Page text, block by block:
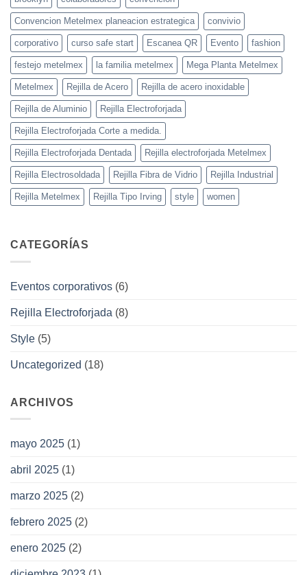
Convencion Metelmex planeacion estrategica convivio
corporativo curso safe start Escanea QR Evento fashion
festejo metelmex la familia metelmex Mega Planta Metelmex
Metelmex Rejilla de Acero Rejilla de acero inoxidable
Rejilla de Aluminio Rejilla Electroforjada
Rejilla Electroforjada Corte a medida.
Rejilla Electroforjada Dentada Rejilla electroforjada Metelmex
Rejilla Electrosoldada Rejilla Fibra de Vidrio Rejilla Industrial
Rejilla Metelmex Rejilla Tipo Irving style women
CATEGORÍAS
Eventos corporativos (6)
Rejilla Electroforjada (8)
Style (5)
Uncategorized (18)
ARCHIVOS
mayo 2025 (1)
abril 2025 (1)
marzo 2025 (2)
febrero 2025 (2)
enero 2025 (2)